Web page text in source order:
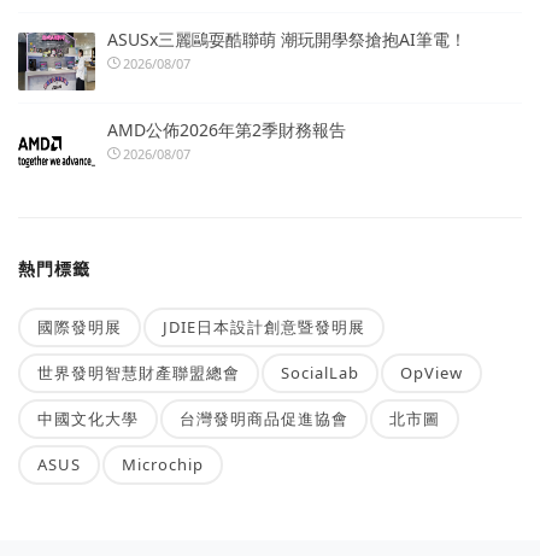
ASUSx三麗鷗耍酷聯萌 潮玩開學祭搶抱AI筆電！
2026/08/07
AMD公佈2026年第2季財務報告
2026/08/07
熱門標籤
國際發明展 JDIE日本設計創意暨發明展
世界發明智慧財產聯盟總會 SocialLab OpView
中國文化大學 台灣發明商品促進協會 北市圖
ASUS Microchip